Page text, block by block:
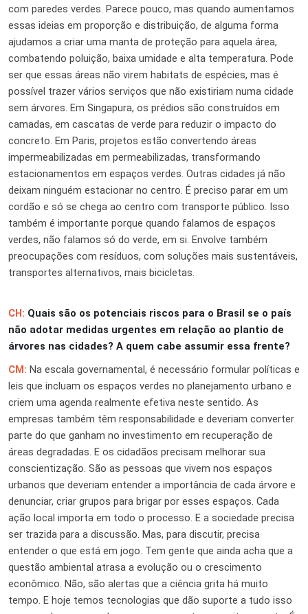
com paredes verdes. Parece pouco, mas quando aumentamos
essas ideias em proporção e distribuição, de alguma forma
ajudamos a criar uma manta de proteção para aquela área,
combatendo poluição, baixa umidade e alta temperatura. Pode
ser que essas áreas não virem habitats de espécies, mas é
possível trazer vários serviços que não existiriam numa cidade
sem árvores. Em Singapura, os prédios são construídos em
camadas, em cascatas de verde para reduzir o impacto do
concreto. Em Paris, projetos estão convertendo áreas
impermeabilizadas em permeabilizadas, transformando
estacionamentos em espaços verdes. Outras cidades já não
deixam ninguém estacionar no centro. É preciso parar em um
cordão e só se chega ao centro com transporte público. Isso
também é importante porque quando falamos de espaços
verdes, não falamos só do verde, em si. Envolve também
preocupações com resíduos, com soluções mais sustentáveis,
transportes alternativos, mais bicicletas.
CH: Quais são os potenciais riscos para o Brasil se o país
não adotar medidas urgentes em relação ao plantio de
árvores nas cidades? A quem cabe assumir essa frente?
CM: Na escala governamental, é necessário formular políticas e
leis que incluam os espaços verdes no planejamento urbano e
criem uma agenda realmente efetiva neste sentido. As
empresas também têm responsabilidade e deveriam converter
parte do que ganham no investimento em recuperação de
áreas degradadas. E os cidadãos precisam melhorar sua
conscientização. São as pessoas que vivem nos espaços
urbanos que deveriam entender a importância de cada árvore e
denunciar, criar grupos para brigar por esses espaços. Cada
ação local importa em todo o processo. E a sociedade precisa
ser trazida para a discussão. Mas, para discutir, precisa
entender o que está em jogo. Tem gente que ainda acha que a
questão ambiental atrasa a evolução ou o crescimento
econômico. Não, são alertas que a ciência grita há muito
tempo. E hoje temos tecnologias que dão suporte a tudo isso